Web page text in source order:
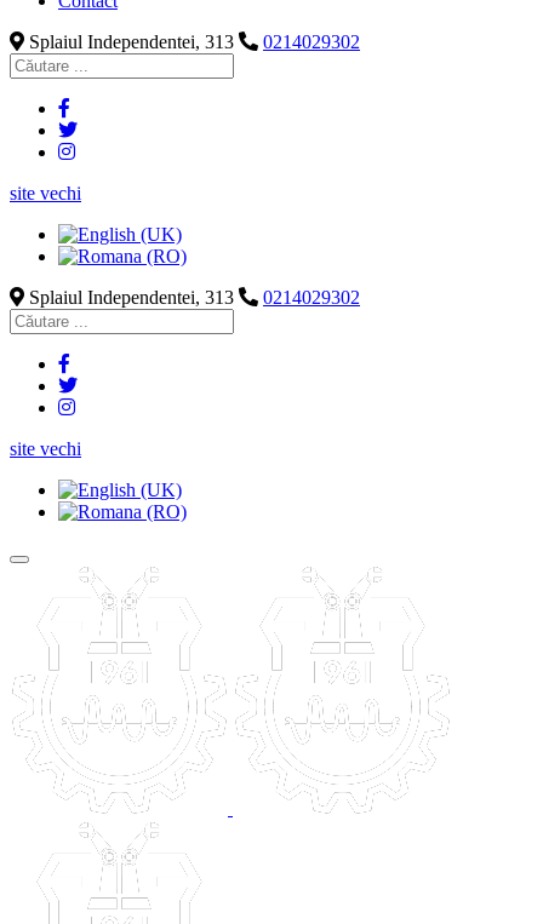
Splaiul Independentei, 313
0214029302
site vechi
Splaiul Independentei, 313 0214029302
site vechi